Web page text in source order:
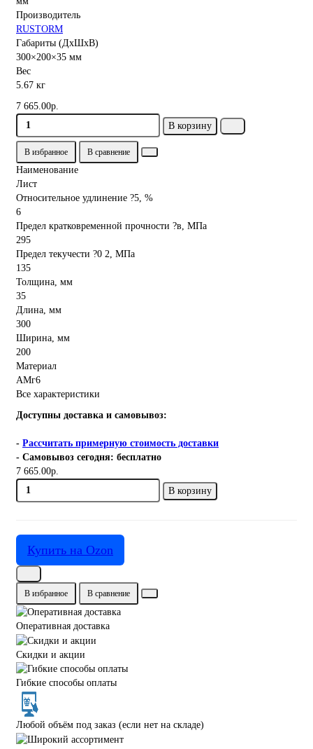
Производитель
RUSTORM
Габариты (ДхШхВ)
300×200×35 мм
Вес
5.67 кг
7 665.00р.
В корзину
В избранное В сравнение
Наименование
Лист
Относительное удлинение ?5, %
6
Предел кратковременной прочности ?в, МПа
295
Предел текучести ?0 2, МПа
135
Толщина, мм
35
Длина, мм
300
Ширина, мм
200
Материал
АМг6
Все характеристики
Доступны доставка и самовывоз:
- Рассчитать примерную стоимость доставки
- Самовывоз сегодня: бесплатно
7 665.00р.
В корзину
Купить на Ozon
В избранное В сравнение
Оперативная доставка
Скидки и акции
Гибкие способы оплаты
Любой объём под заказ (если нет на складе)